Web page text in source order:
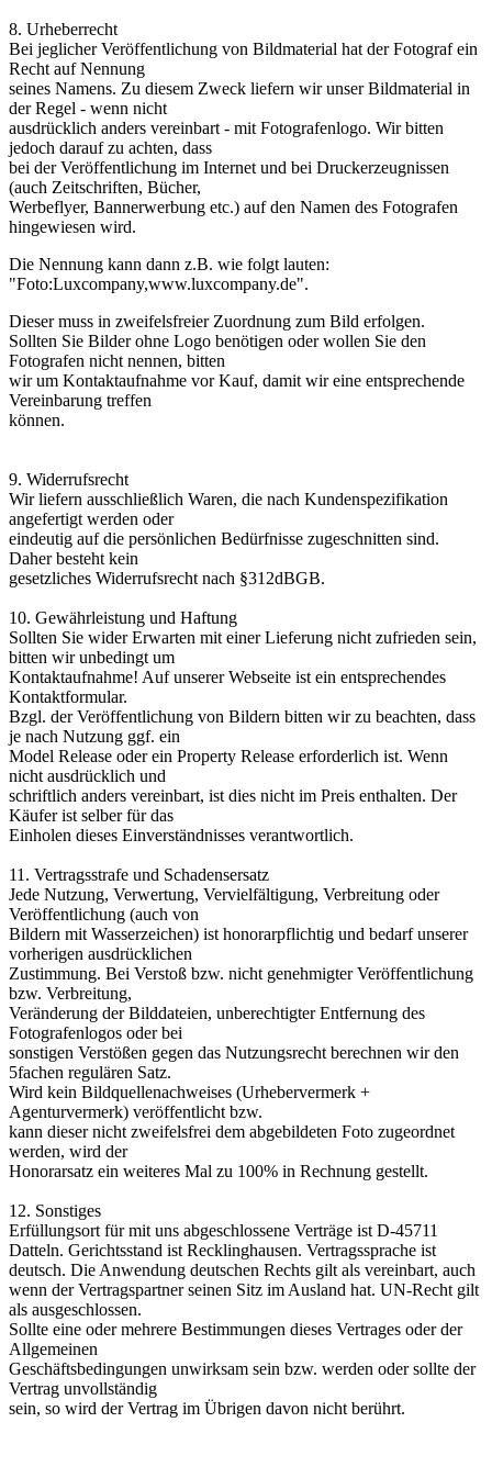
8. Urheberrecht
Bei jeglicher Veröffentlichung von Bildmaterial hat der Fotograf ein
Recht auf Nennung
seines Namens. Zu diesem Zweck liefern wir unser Bildmaterial in
der Regel - wenn nicht
ausdrücklich anders vereinbart - mit Fotografenlogo. Wir bitten
jedoch darauf zu achten, dass
bei der Veröffentlichung im Internet und bei Druckerzeugnissen
(auch Zeitschriften, Bücher,
Werbeflyer, Bannerwerbung etc.) auf den Namen des Fotografen
hingewiesen wird.
Die Nennung kann dann z.B. wie folgt lauten:
"Foto:Luxcompany,www.luxcompany.de".
Dieser muss in zweifelsfreier Zuordnung zum Bild erfolgen.
Sollten Sie Bilder ohne Logo benötigen oder wollen Sie den
Fotografen nicht nennen, bitten
wir um Kontaktaufnahme vor Kauf, damit wir eine entsprechende
Vereinbarung treffen
können.
9. Widerrufsrecht
Wir liefern ausschließlich Waren, die nach Kundenspezifikation
angefertigt werden oder
eindeutig auf die persönlichen Bedürfnisse zugeschnitten sind.
Daher besteht kein
gesetzliches Widerrufsrecht nach §312dBGB.
10. Gewährleistung und Haftung
Sollten Sie wider Erwarten mit einer Lieferung nicht zufrieden sein,
bitten wir unbedingt um
Kontaktaufnahme! Auf unserer Webseite ist ein entsprechendes
Kontaktformular.
Bzgl. der Veröffentlichung von Bildern bitten wir zu beachten, dass
je nach Nutzung ggf. ein
Model Release oder ein Property Release erforderlich ist. Wenn
nicht ausdrücklich und
schriftlich anders vereinbart, ist dies nicht im Preis enthalten. Der
Käufer ist selber für das
Einholen dieses Einverständnisses verantwortlich.
11. Vertragsstrafe und Schadensersatz
Jede Nutzung, Verwertung, Vervielfältigung, Verbreitung oder
Veröffentlichung (auch von
Bildern mit Wasserzeichen) ist honorarpflichtig und bedarf unserer
vorherigen ausdrücklichen
Zustimmung. Bei Verstoß bzw. nicht genehmigter Veröffentlichung
bzw. Verbreitung,
Veränderung der Bilddateien, unberechtigter Entfernung des
Fotografenlogos oder bei
sonstigen Verstößen gegen das Nutzungsrecht berechnen wir den
5fachen regulären Satz.
Wird kein Bildquellenachweises (Urhebervermerk +
Agenturvermerk) veröffentlicht bzw.
kann dieser nicht zweifelsfrei dem abgebildeten Foto zugeordnet
werden, wird der
Honorarsatz ein weiteres Mal zu 100% in Rechnung gestellt.
12. Sonstiges
Erfüllungsort für mit uns abgeschlossene Verträge ist D-45711
Datteln. Gerichtsstand ist Recklinghausen. Vertragssprache ist
deutsch. Die Anwendung deutschen Rechts gilt als vereinbart, auch
wenn der Vertragspartner seinen Sitz im Ausland hat. UN-Recht gilt
als ausgeschlossen.
Sollte eine oder mehrere Bestimmungen dieses Vertrages oder der
Allgemeinen
Geschäftsbedingungen unwirksam sein bzw. werden oder sollte der
Vertrag unvollständig
sein, so wird der Vertrag im Übrigen davon nicht berührt.